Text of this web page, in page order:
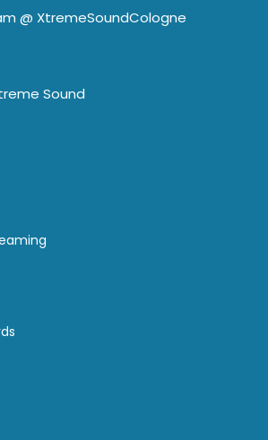
@ XtremeSoundCologne
Sound